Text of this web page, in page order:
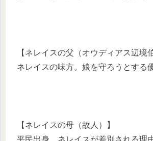
【ネレイスの父（オウディアス辺境
ネレイスの味方。娘を守ろうとする
【ネレイスの母（故人）】
平民出身。ネレイスが差別される理